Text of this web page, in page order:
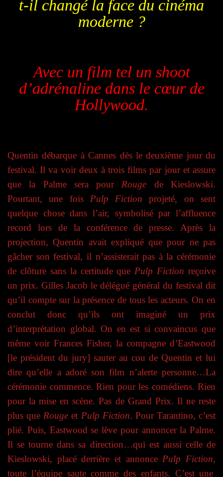
t-il changé la face du cinéma
moderne ?
Avec un film tel un shoot
d’adrénaline dans le cœur de
Hollywood.
Quentin débarque à Cannes dès le deuxième jour du
festival. Il va voir deux à trois films par jour et assure
que la Palme sera pour Rouge de Kieslowski.
Pourtant, une fois Pulp Fiction projeté, on sent
quelque chose dans l’air, symbolisé par l’affluence
record lors de la conférence de presse. Après la
projection, Quentin avait expliqué que pour ne pas
gâcher son festival, il n’assisterait pas à la cérémonie
de clôture sans la certitude que Pulp Fiction reçoive
un prix. Gilles Jacob le délégué général du festival dit
qu’il compte sur la présence de tous les acteurs. On en
conclut donc qu’ils ont imaginé un prix
d’interprétation global. On en est si convaincus que
même voir Frances Fisher, la compagne d’Eastwood
[le président du jury] sauter au cou de Quentin et lui
dire qu’elle a adoré son film n’alerte personne…La
cérémonie commence. Rien pour les comédiens. Rien
pour la mise en scène. Pas de Grand Prix. Il ne reste
plus que Rouge et Pulp Fiction. Pour Tarantino, c’est
plié. Puis, Eastwood se lève pour annoncer la Palme.
Il se tourne dans sa direction…qui est aussi celle de
Kieslowski, placé derrière et annonce Pulp Fiction,
toute l’équipe saute comme des enfants. C’est une